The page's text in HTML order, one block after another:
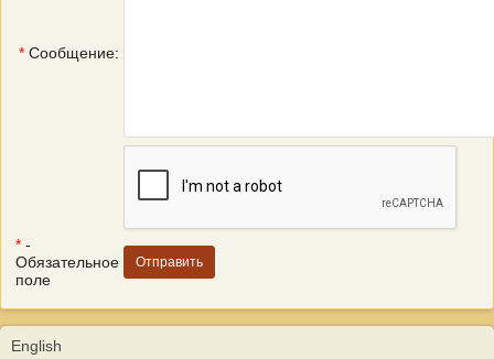
* Сообщение:
* -
Обязательное
поле
English